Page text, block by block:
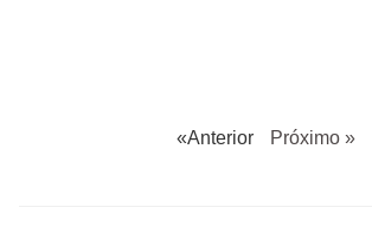
«Anterior Próximo »